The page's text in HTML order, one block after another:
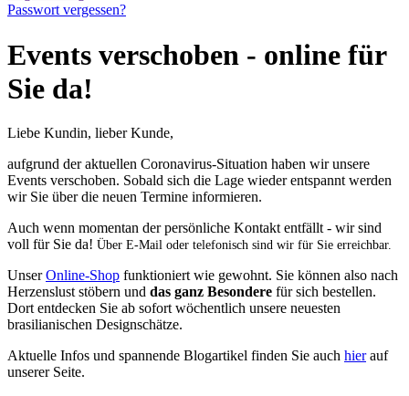
Passwort vergessen?
Events verschoben - online für
Sie da!
Liebe Kundin, lieber Kunde,
aufgrund der aktuellen Coronavirus-Situation haben wir unsere
Events verschoben. Sobald sich die Lage wieder entspannt werden
wir Sie über die neuen Termine informieren.
Auch wenn momentan der persönliche Kontakt entfällt - wir sind
voll für Sie da! Über E-Mail oder telefonisch sind wir für Sie erreichbar.
UnserOnline-Shop funktioniert wie gewohnt. Sie können also nach
Herzenslust stöbern und das ganz Besondere für sich bestellen.
Dort entdecken Sie ab sofort wöchentlich unsere neuesten
brasilianischen Designschätze.
Aktuelle Infos und spannende Blogartikel finden Sie auch hierauf
unserer Seite.